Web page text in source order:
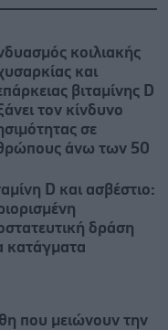
κοιλιακής
και
βιταμίνης D
τον κίνδυνο
σε
άνω των 50
D και ασβέστιο:
δράση
κατάγματα
που μειώνουν την